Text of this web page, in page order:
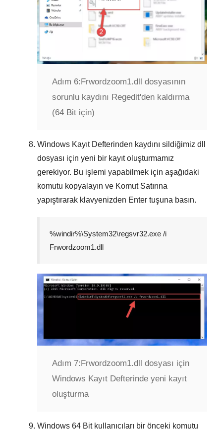
Adım 6:Frwordzoom1.dll dosyasının
sorunlu kaydını Regedit'den kaldırma
(64 Bit için)
Windows Kayıt Defterinden kaydını sildiğimiz dll
dosyası için yeni bir kayıt oluşturmamız
gerekiyor. Bu işlemi yapabilmek için aşağıdaki
komutu kopyalayın ve Komut Satırına
yapıştırarak klavyenizden Enter tuşuna basın.
%windir%\System32\regsvr32.exe /i
Frwordzoom1.dll
Adım 7:Frwordzoom1.dll dosyası için
Windows Kayıt Defterinde yeni kayıt
oluşturma
Windows 64 Bitkullanıcıları bir önceki komutu